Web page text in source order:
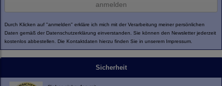
anmelden
Durch Klicken auf "anmelden" erkläre ich mich mit der Verarbeitung meiner persönlichen
Daten gemäß der Datenschutzerklärung einverstanden. Sie können den Newsletter jederzeit
kostenlos abbestellen. Die Kontaktdaten hierzu finden Sie in unserem Impressum.
Sicherheit